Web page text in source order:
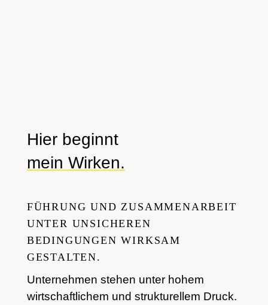
Hier beginnt
mein Wirken.
FÜHRUNG UND ZUSAMMENARBEIT
UNTER UNSICHEREN
BEDINGUNGEN WIRKSAM
GESTALTEN.
Unternehmen stehen unter hohem
wirtschaftlichem und strukturellem Druck.